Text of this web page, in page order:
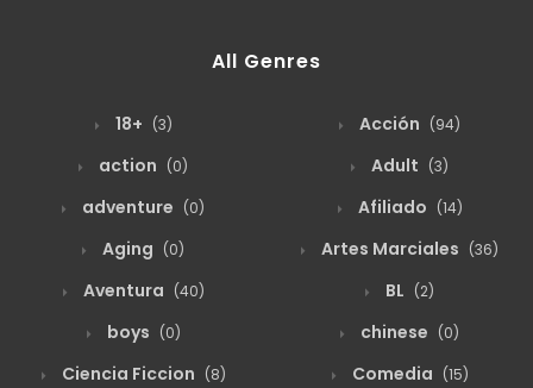
82
All Genres
18+ (3) Acción (94)
action (0) Adult (3)
adventure (0) Afiliado (14)
Aging (0) Artes Marciales (36)
Aventura (40) BL (2)
boys (0) chinese (0)
Ciencia Ficcion (8) Comedia (15)